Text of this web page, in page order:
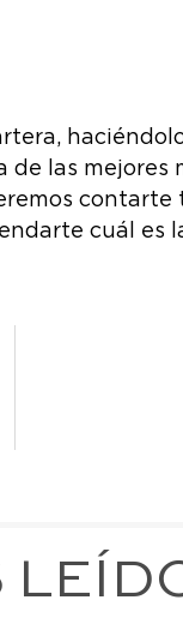
de las mejores
contarte
cuál es